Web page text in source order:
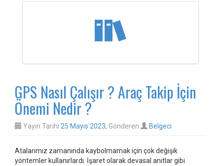
GPS Nasıl Çalışır ? Araç Takip İçin
Önemi Nedir ?
Yayın Tarihi 25 Mayıs 2023, Gönderen Belgeci
Atalarımız zamanında kaybolmamak için çok değişik
yöntemler kullanırlardı. İşaret olarak devasal anıtlar gibi